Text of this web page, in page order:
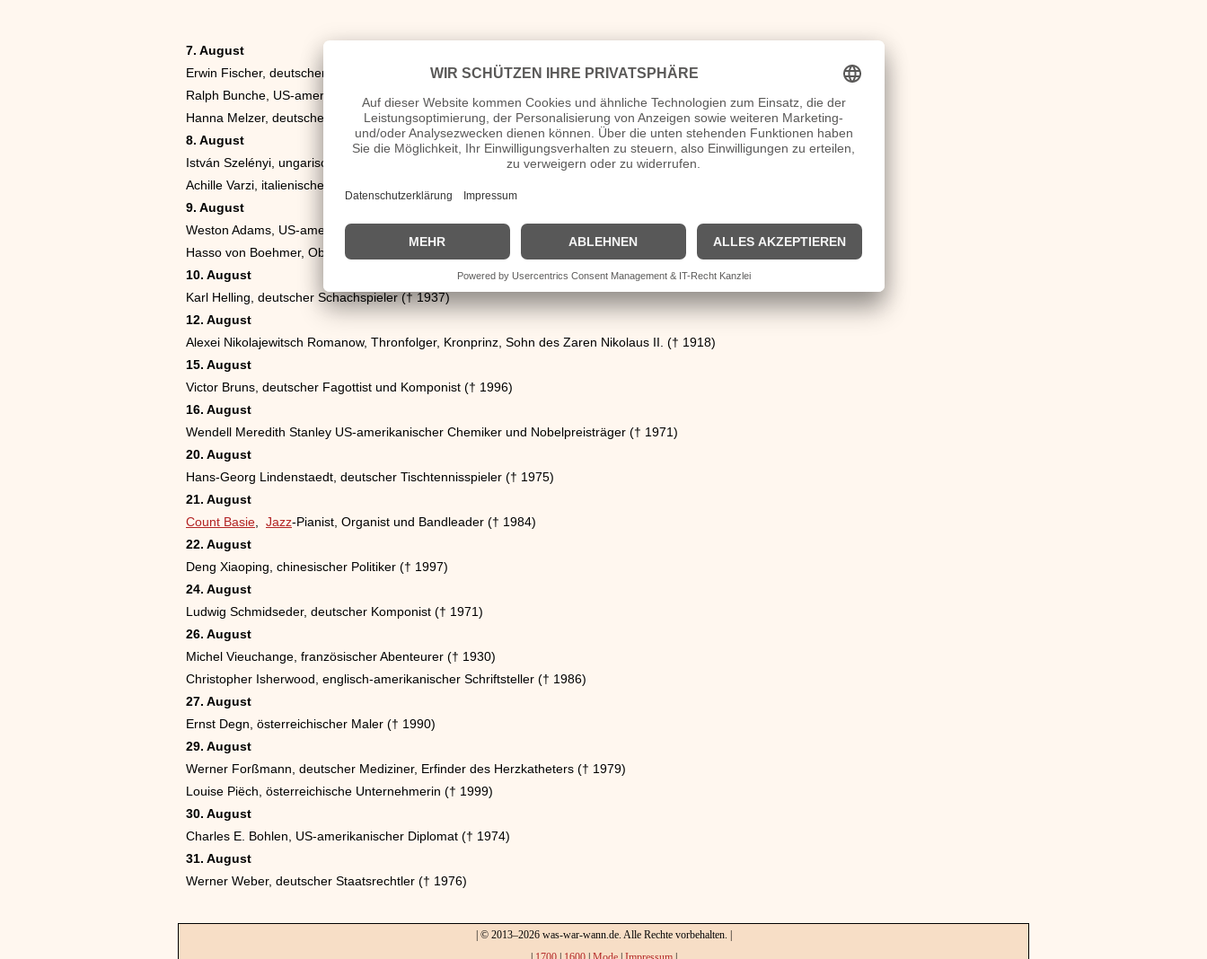
7. August
Erwin Fischer, deutscher Jurist († 1996)
Ralph Bunche, US-amerikanischer Bürgerrechtler († 1971)
Hanna Melzer, deutsche Widerstandskämpferin gegen das NS-Regime († 1960)
8. August
István Szelényi, ungarischer Komponist († 1972)
Achille Varzi, italienischer Rennfahrer († 1948)
9. August
Weston Adams, US-amerikanischer Sportfunktionär († 1973)
Hasso von Boehmer, Oberstleutnant im Generalstab und Widerstandskämpfer († 1945)
10. August
Karl Helling, deutscher Schachspieler († 1937)
12. August
Alexei Nikolajewitsch Romanow, Thronfolger, Kronprinz, Sohn des Zaren Nikolaus II. († 1918)
15. August
Victor Bruns, deutscher Fagottist und Komponist († 1996)
16. August
Wendell Meredith Stanley US-amerikanischer Chemiker und Nobelpreisträger († 1971)
20. August
Hans-Georg Lindenstaedt, deutscher Tischtennisspieler († 1975)
21. August
Count Basie
Jazz-Pianist, Organist und Bandleader († 1984)
22. August
Deng Xiaoping, chinesischer Politiker († 1997)
24. August
Ludwig Schmidseder, deutscher Komponist († 1971)
26. August
Michel Vieuchange, französischer Abenteurer († 1930)
Christopher Isherwood, englisch-amerikanischer Schriftsteller († 1986)
27. August
Ernst Degn, österreichischer Maler († 1990)
29. August
Werner Forßmann, deutscher Mediziner, Erfinder des Herzkatheters († 1979)
Louise Piëch, österreichische Unternehmerin († 1999)
30. August
Charles E. Bohlen, US-amerikanischer Diplomat († 1974)
31. August
Werner Weber, deutscher Staatsrechtler († 1976)
| © 2013–2026 was-war-wann.de. Alle Rechte vorbehalten. |